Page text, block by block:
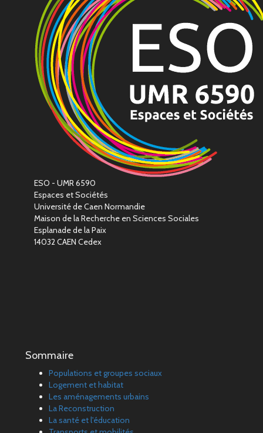
ESO - UMR 6590
Espaces et Sociétés
Université de Caen Normandie
Maison de la Recherche en Sciences Sociales
Esplanade de la Paix
14032 CAEN Cedex
Sommaire
Populations et groupes sociaux
Logement et habitat
Les aménagements urbains
La Reconstruction
La santé et l'éducation